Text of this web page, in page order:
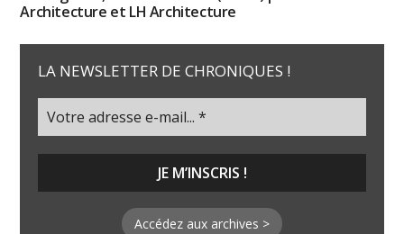
Architecture et LH Architecture
LA NEWSLETTER DE CHRONIQUES !
Accédez aux archives >